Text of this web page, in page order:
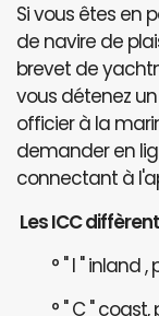
Si vous êtes en
de navire de
brevet de
vous détenez
officier à la
demander en
connectant à
Les ICC
° " I " inland ,
° " C " coast,